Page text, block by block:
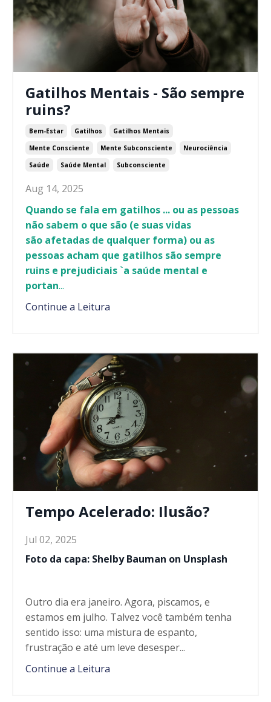
Gatilhos Mentais - São sempre
ruins?
Bem-Estar Gatilhos
Gatilhos Mentais
Mente Consciente
Mente Subconsciente
Neurociência
Saúde
Saúde Mental Subconsciente
Aug 14, 2025
Quando se fala em gatilhos ... ou as pessoas
não sabem o que são (e suas vidas
são afetadas de qualquer forma) ou as
pessoas acham que gatilhos são sempre
ruins e prejudiciais `a saúde mental e
portan...
Continue a Leitura
Tempo Acelerado: Ilusão?
Jul 02, 2025
Foto da capa: Shelby Bauman on Unsplash
Outro dia era janeiro. Agora, piscamos, e
estamos em julho. Talvez você também tenha
sentido isso: uma mistura de espanto,
frustração e até um leve desesper...
Continue a Leitura